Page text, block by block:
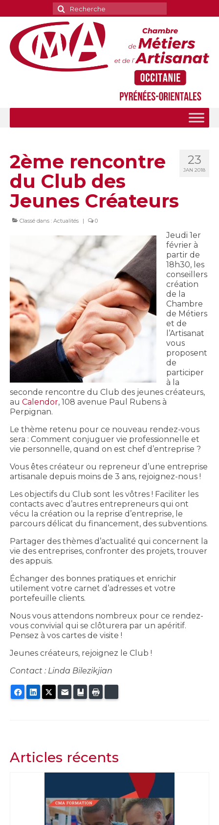
Rechercher
:
23
JAN 2018
2ème rencontre
du Club des
Jeunes Créateurs
Classé dans : Actualités | 0
Jeudi 1er
février à
partir de
18h30, les
conseillers
création
de la
Chambre
de Métiers
et de
l’Artisanat
vous
proposent
de
participer
à la
seconde rencontre du Club des jeunes créateurs,
au Calendor, 108 avenue Paul Rubens à
Perpignan.
Le thème retenu pour ce nouveau rendez-vous
sera : Comment conjuguer vie professionnelle et
vie personnelle, quand on est chef d’entreprise ?
Vous êtes créateur ou repreneur d’une entreprise
artisanale depuis moins de 3 ans, rejoignez-nous !
Les objectifs du Club sont les vôtres ! Faciliter les
contacts avec d’autres entrepreneurs qui ont
vécu la création ou la reprise d’entreprise, le
parcours délicat du financement, des subventions.
Partager des thèmes d’actualité qui concernent la
vie des entreprises, confronter des projets, trouver
des appuis.
Échanger des bonnes pratiques et enrichir
utilement votre carnet d’adresses et votre
portefeuille clients.
Nous vous attendons nombreux pour ce rendez-
vous convivial qui se clôturera par un apéritif.
Pensez à vos cartes de visite !
Jeunes créateurs, rejoignez le Club !
Contact : Linda Bilezikjian
FacebookLinkedInTwitter
E-mail Ajouter aux favoris
Articles récents